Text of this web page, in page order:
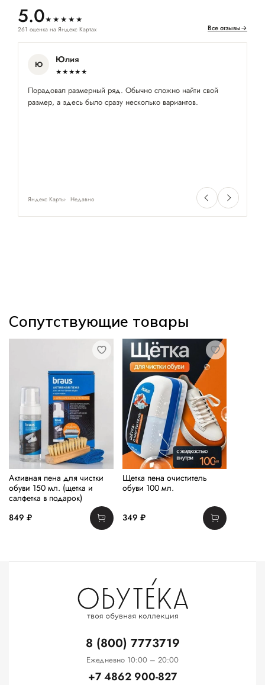
5.0★★★★★
261 оценка на Яндекс Картах Все отзывы→
Ю Юлия
★★★★★
Порадовал размерный ряд. Обычно сложно найти свой
размер, а здесь было сразу несколько вариантов.
Яндекс Карты Недавно
Сопутствующие товары
Активная пена для чистки
обуви 150 мл. (щетка и
салфетка в подарок)
849 ₽
Щетка пена очиститель
обуви 100 мл.
349 ₽
8 (800) 7773719
Ежедневно 10:00 – 20:00
+7 4862 900-827